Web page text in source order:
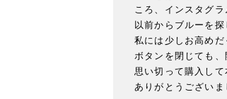
ころ、インスタグ
以前からブルーを
私には少しお高め
ボタンを閉じても
思い切って購入し
ありがとうございま